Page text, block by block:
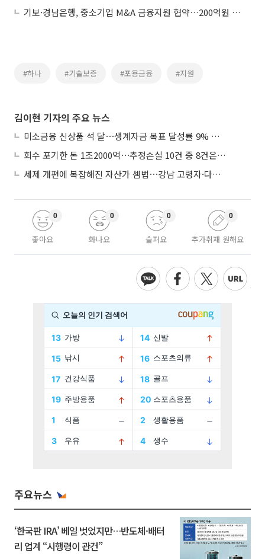
기보·경남은행, 중소기업 M&A 금융지원 협약…200억원 공급
#하나 #기술보증 #포용금융 #지원
김이현 기자의 주요 뉴스
미소금융 신상품 석 달⋯생계자금 목표 달성률 9% 그쳐
회수 포기한 돈 1조2000억⋯추정손실 10건 중 8건은 기업대출
세제 개편에 복잡해진 자산가 셈법⋯강남 고령자·다주택자 ‘자산재편 고심’
좋아요
0
화나요
0
슬퍼요
0
추가취재 원해요
0
주요뉴스
‘한국판 IRA’ 베일 벗었지만…반도체·배터
리 업계 “시행령이 관건”